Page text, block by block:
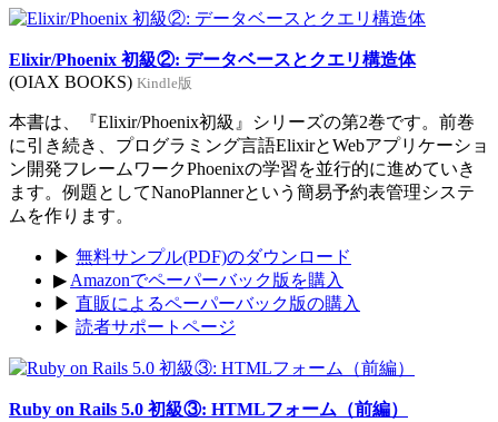
Elixir/Phoenix 初級②: データベースとクエリ構造体
(OIAX BOOKS) Kindle版
本書は、『Elixir/Phoenix初級』シリーズの第2巻です。前巻
に引き続き、プログラミング言語ElixirとWebアプリケーショ
ン開発フレームワークPhoenixの学習を並行的に進めていき
ます。例題としてNanoPlannerという簡易予約表管理システ
ムを作ります。
▶ 無料サンプル(PDF)のダウンロード
▶ Amazonでペーパーバック版を購入
▶ 直販によるペーパーバック版の購入
▶ 読者サポートページ
Ruby on Rails 5.0 初級③: HTMLフォーム（前編）